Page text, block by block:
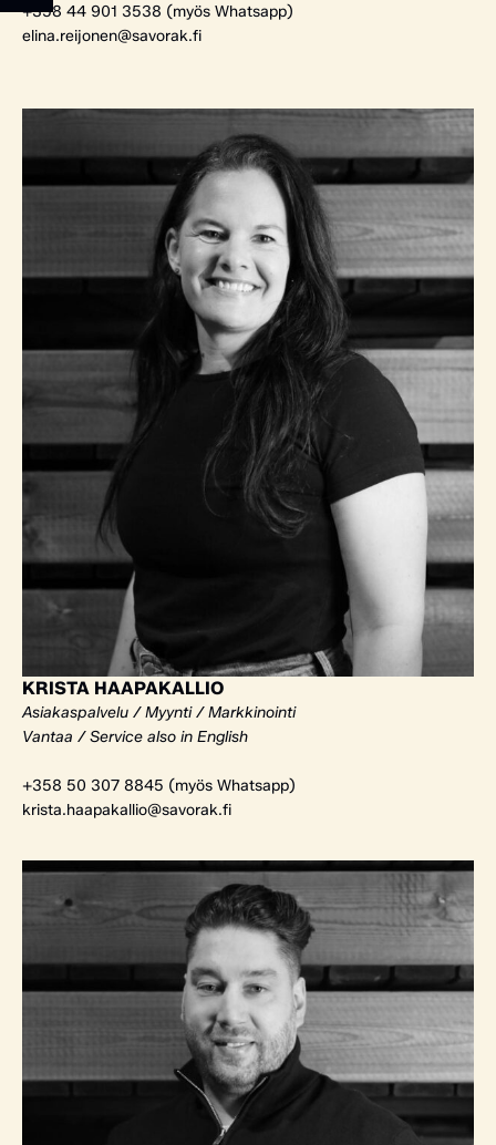
+358 44 901 3538 (myös Whatsapp)
elina.reijonen@savorak.fi
KRISTA HAAPAKALLIO
Asiakaspalvelu / Myynti / Markkinointi
Vantaa / Service also in English
+358 50 307 8845 (myös Whatsapp)
krista.haapakallio@savorak.fi